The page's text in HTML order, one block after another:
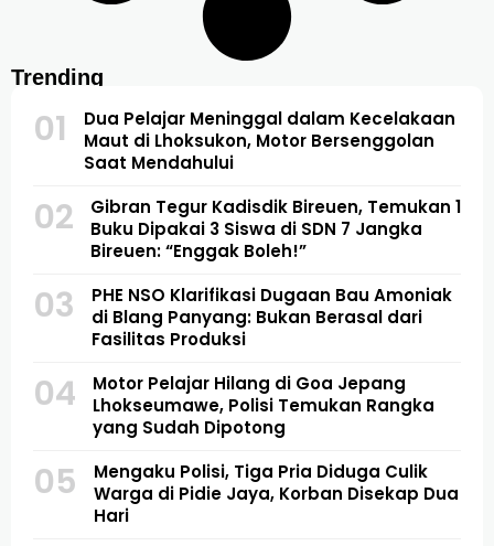
Trending
01
Dua Pelajar Meninggal dalam Kecelakaan
Maut di Lhoksukon, Motor Bersenggolan
Saat Mendahului
02
Gibran Tegur Kadisdik Bireuen, Temukan 1
Buku Dipakai 3 Siswa di SDN 7 Jangka
Bireuen: “Enggak Boleh!”
03
PHE NSO Klarifikasi Dugaan Bau Amoniak
di Blang Panyang: Bukan Berasal dari
Fasilitas Produksi
04
Motor Pelajar Hilang di Goa Jepang
Lhokseumawe, Polisi Temukan Rangka
yang Sudah Dipotong
05
Mengaku Polisi, Tiga Pria Diduga Culik
Warga di Pidie Jaya, Korban Disekap Dua
Hari